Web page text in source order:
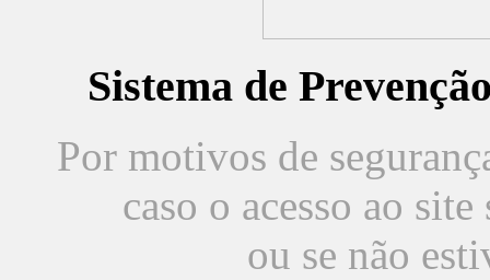
Sistema de
Por motivos de
caso o acesso ao
ou se não